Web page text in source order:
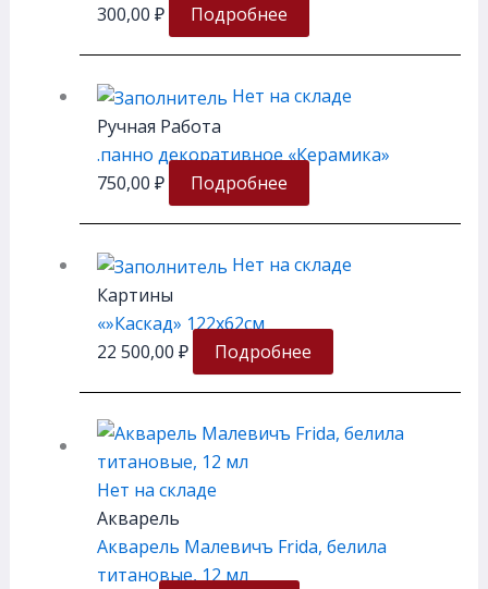
300,00 ₽ Подробнее
Нет на складе
Ручная Работа
.панно декоративное «Керамика»
750,00 ₽ Подробнее
Нет на складе
Картины
«»Каскад» 122х62см
22 500,00 ₽ Подробнее
Нет на складе
Акварель
Акварель Малевичъ Frida, белила
титановые, 12 мл